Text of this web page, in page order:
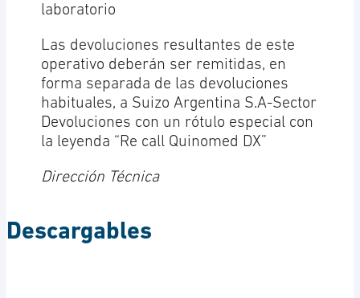
laboratorio
Las devoluciones resultantes de este
operativo deberán ser remitidas, en
forma separada de las devoluciones
habituales, a Suizo Argentina S.A-Sector
Devoluciones con un rótulo especial con
la leyenda “Re call Quinomed DX”
Dirección Técnica
Descargables